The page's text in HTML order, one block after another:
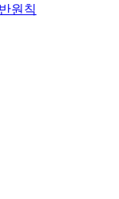
원칙